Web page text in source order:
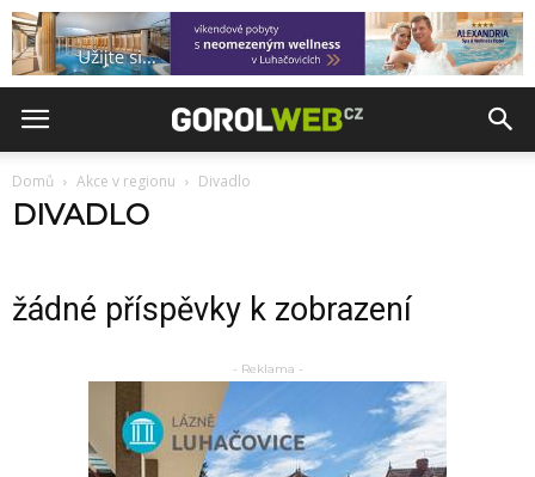
Domů Akce v regionu Divadlo
DIVADLO
žádné příspěvky k zobrazení
- Reklama -